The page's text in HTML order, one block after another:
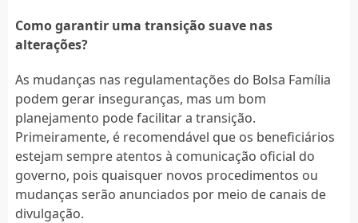
Como garantir uma transição suave nas
alterações?
As mudanças nas regulamentações do Bolsa Família
podem gerar inseguranças, mas um bom
planejamento pode facilitar a transição.
Primeiramente, é recomendável que os beneficiários
estejam sempre atentos à comunicação oficial do
governo, pois quaisquer novos procedimentos ou
mudanças serão anunciados por meio de canais de
divulgação.